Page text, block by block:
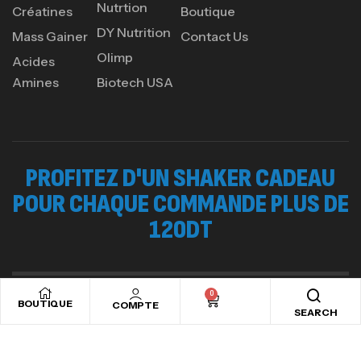
GH SURGE 90 CAPSULES
Autres
BOUTIQUE COMPTE
0
SEARCH
Créatines
Mass Gainer
Acides
Amines
Nutrtion
DY Nutrition
Olimp
Biotech USA
Boutique
Contact Us
PROFITEZ D'UN SHAKER CADEAU
POUR CHAQUE COMMANDE PLUS DE
120DT
Copyright © 2024 Ads valley. All rights reserved